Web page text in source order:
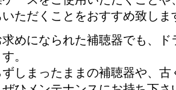
ただくことをおすすめ致しま
めになられた補聴器でも、
。
しまったままの補聴器や、